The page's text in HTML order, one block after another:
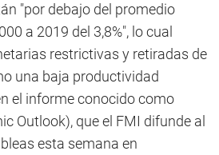
"por debajo del promedio
a 2019 del 3,8%", lo cual
restrictivas y retiradas de
una baja productividad
el informe conocido como
Outlook), que el FMI difunde al
esta semana en